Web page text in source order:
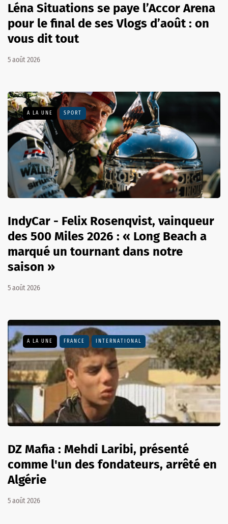
Léna Situations se paye l’Accor Arena
pour le final de ses Vlogs d’août : on
vous dit tout
5 août 2026
A LA UNE SPORT
IndyCar - Felix Rosenqvist, vainqueur
des 500 Miles 2026 : « Long Beach a
marqué un tournant dans notre
saison »
5 août 2026
A LA UNE FRANCE INTERNATIONAL
DZ Mafia : Mehdi Laribi, présenté
comme l'un des fondateurs, arrêté en
Algérie
5 août 2026